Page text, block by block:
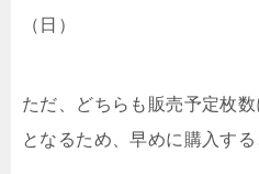
（日）
ただ、どちらも販売予定枚
となるため、早めに購入する